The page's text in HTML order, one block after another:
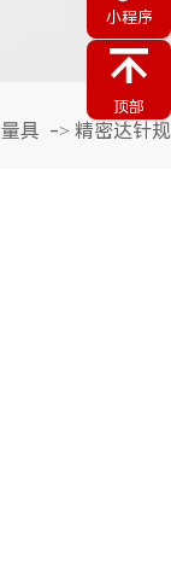
量具 -> 精密达针规
小程序
顶部